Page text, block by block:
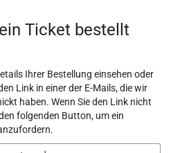
Ticket bestellt
Ihrer Bestellung einsehen oder
Link in einer der E-Mails, die wir
haben. Wenn Sie den Link nicht
folgenden Button, um ein